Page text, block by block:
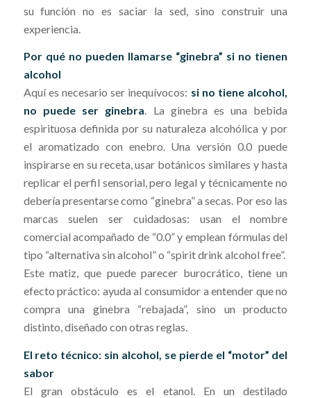
su función no es saciar la sed, sino construir una
experiencia.
Por qué no pueden llamarse “ginebra” si no tienen
alcohol
Aquí es necesario ser inequívocos: si no tiene alcohol,
no puede ser ginebra. La ginebra es una bebida
espirituosa definida por su naturaleza alcohólica y por
el aromatizado con enebro. Una versión 0.0 puede
inspirarse en su receta, usar botánicos similares y hasta
replicar el perfil sensorial, pero legal y técnicamente no
debería presentarse como “ginebra” a secas. Por eso las
marcas suelen ser cuidadosas: usan el nombre
comercial acompañado de “0.0” y emplean fórmulas del
tipo “alternativa sin alcohol” o “spirit drink alcohol free”.
Este matiz, que puede parecer burocrático, tiene un
efecto práctico: ayuda al consumidor a entender que no
compra una ginebra “rebajada”, sino un producto
distinto, diseñado con otras reglas.
El reto técnico: sin alcohol, se pierde el “motor” del
sabor
El gran obstáculo es el etanol. En un destilado